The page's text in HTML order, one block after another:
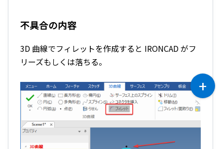
不具合の内容
3D 曲線でフィレットを作成すると IRONCAD がフ
リーズもしくは落ちる。